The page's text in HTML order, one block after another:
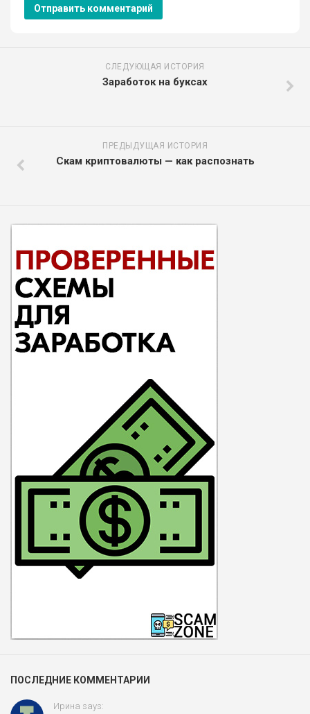
СЛЕДУЮЩАЯ ИСТОРИЯ
Заработок на буксах
ПРЕДЫДУЩАЯ ИСТОРИЯ
Скам криптовалюты — как распознать
ПОСЛЕДНИЕ КОММЕНТАРИИ
Ирина says: